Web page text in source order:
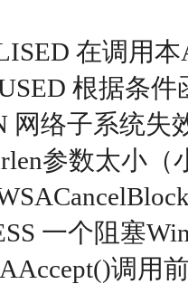
在调用
根据条
网络子系统失
参数太小
一个阻塞
调用